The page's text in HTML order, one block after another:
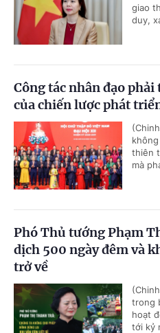
giao
duy,
Công tác nhân đạo
của chiến lược phát
thiên
mà
Phó Thủ tướng Phạm
dịch 500 ngày đêm và
trở về
trong
hoạt
tới kỷ